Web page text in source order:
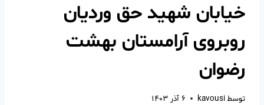
خیابان شهید حق وردیان
روبروی آرامستان بهشت
رضوان
توسطkavousi ۶ آذر ۱۴۰۳